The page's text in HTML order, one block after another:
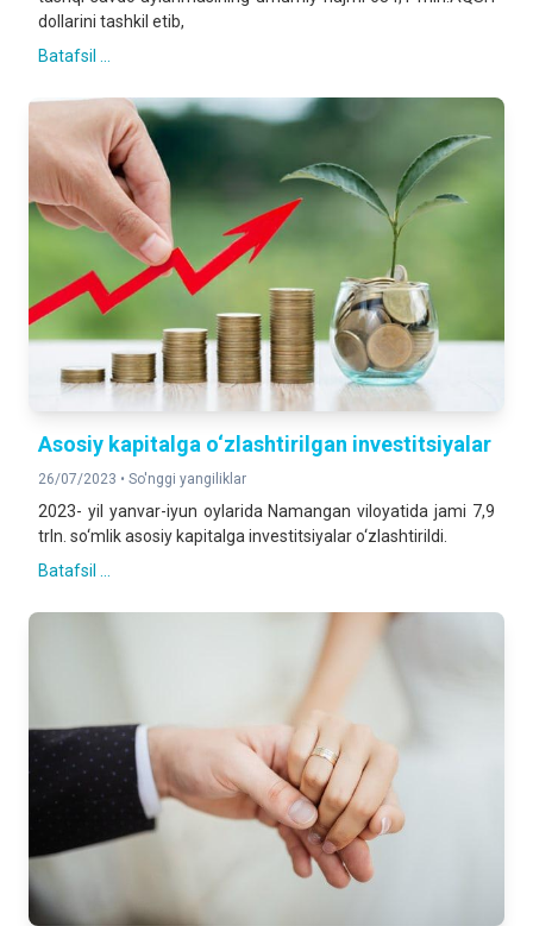
dollarini tashkil etib,
Batafsil ...
Asosiy kapitalga o‘zlashtirilgan investitsiyalar
26/07/2023 • So'nggi yangiliklar
2023- yil yanvar-iyun oylarida Namangan viloyatida jami 7,9
trln. so‘mlik asosiy kapitalga investitsiyalar o‘zlashtirildi.
Batafsil ...